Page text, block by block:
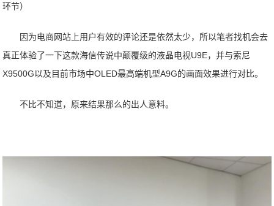
环节）
因为电商网站上用户有效的评论还是依然太少，所以笔者找机会去
真正体验了一下这款海信传说中颠覆级的液晶电视U9E，并与索尼
X9500G以及目前市场中OLED最高端机型A9G的画面效果进行对比。
不比不知道，原来结果那么的出人意料。